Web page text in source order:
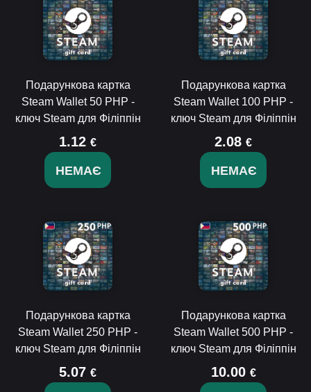
Подарункова картка
Steam Wallet 50 PHP -
ключ Steam для Філіппін
1.12 €
НЕМАЄ
Подарункова картка
Steam Wallet 100 PHP -
ключ Steam для Філіппін
2.08 €
НЕМАЄ
Подарункова картка
Steam Wallet 250 PHP -
ключ Steam для Філіппін
5.07 €
Подарункова картка
Steam Wallet 500 PHP -
ключ Steam для Філіппін
10.00 €